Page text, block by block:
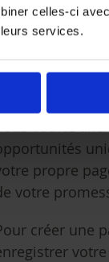
celles-ci
services.
voulez
propre
votre
créer une